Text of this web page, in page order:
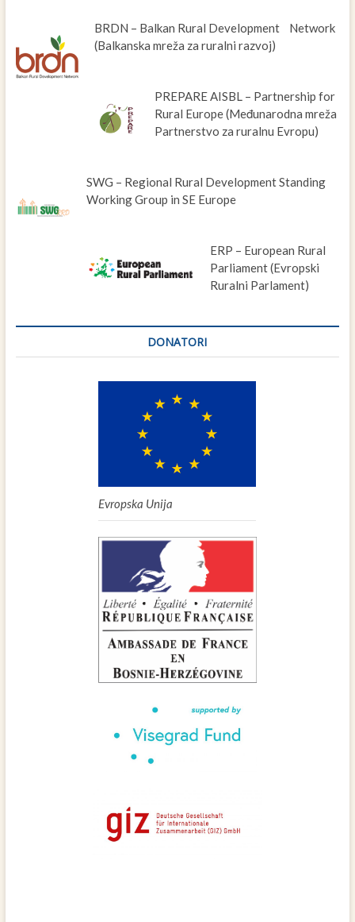
BRDN – Balkan Rural Development Network
(Balkanska mreža za ruralni razvoj)
PREPARE AISBL – Partnership for
Rural Europe (Međunarodna mreža
Partnerstvo za ruralnu Evropu)
SWG – Regional Rural Development Standing
Working Group in SE Europe
ERP – European Rural
Parliament (Evropski
Ruralni Parlament)
DONATORI
Evropska Unija